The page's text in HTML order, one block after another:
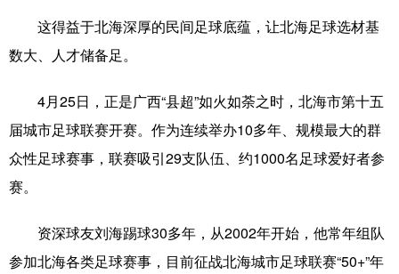
这得益于北海深厚的民间足球底蕴，让北海足球选材基
数大、人才储备足。
4月25日，正是广西“县超”如火如荼之时，北海市第十五
届城市足球联赛开赛。作为连续举办10多年、规模最大的群
众性足球赛事，联赛吸引29支队伍、约1000名足球爱好者参
赛。
资深球友刘海踢球30多年，从2002年开始，他常年组队
参加北海各类足球赛事，目前征战北海城市足球联赛“50+”年